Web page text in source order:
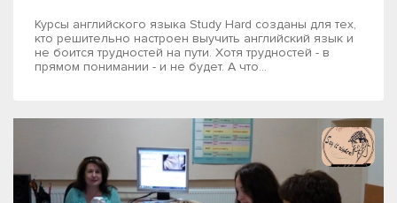
Курсы английского языка Study Hard созданы для тех,
кто решительно настроен выучить английский язык и
не боится трудностей на пути. Хотя трудностей - в
прямом понимании - и не будет. А что...